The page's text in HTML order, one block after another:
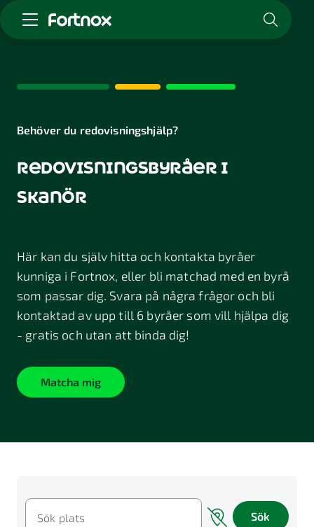
Skaffa Fortnox
Kunskap & inspiration
Logga in
Kontakt
Behöver du redovisningshjälp?
redovisningsbyråer i
skanör
Här kan du själv hitta och kontakta byråer
kunniga i Fortnox, eller bli matchad med en byrå
som passar dig. Svara på några frågor och bli
kontaktad av upp till 6 byråer som vill hjälpa dig
- gratis och utan att binda dig!
Matcha mig
Sök plats Sök